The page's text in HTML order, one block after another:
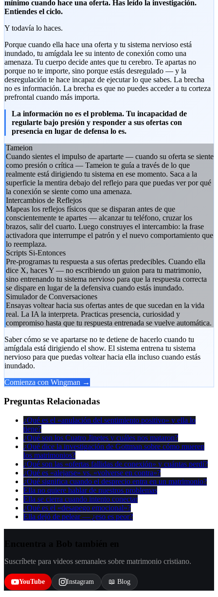
mínimo cuando hace una oferta. Has leído la investigación.
Entiendes el ciclo.
Y todavía lo haces.
Porque cuando ella hace una oferta y tu sistema nervioso está
inundado, tu amígdala lee su intento de conexión como una
amenaza. Tu cuerpo decide antes que tu cerebro. Te apartas no
porque no te importe, sino porque estás desregulado — y la
desregulación te hace incapaz de ejecutar lo que sabes. La brecha
no es información. La brecha es que no puedes acceder a tu corteza
prefrontal cuando más importa.
La información no es el problema. Tu incapacidad de
regularte bajo presión y responder a sus ofertas con
presencia en lugar de defensa lo es.
Tameion
Cuando sientes el impulso de apartarte — cuando su oferta se siente
como presión o crítica — Tameion te guía a través de lo que
realmente está dirigiendo tu sistema en ese momento. Saca a la
superficie la mentira debajo del reflejo para que puedas ver por qué
la conexión se siente como una amenaza.
Intercambios de Reflejos
Mapeas los reflejos físicos que se disparan antes de que
conscientemente te apartes — alcanzar tu teléfono, cruzar los
brazos, salir del cuarto. Luego construyes el intercambio: la frase
activadora que interrumpe el patrón y el nuevo comportamiento que
lo reemplaza.
Scripts Si-Entonces
Pre-programas tu respuesta a sus ofertas predecibles. Cuando ella
dice X, haces Y — no escribiendo un guion para tu matrimonio,
sino entrenando tu sistema nervioso para que la respuesta correcta
se dispare en lugar de la defensiva cuando estás inundado.
Simulador de Conversaciones
Ensayas voltear hacia sus ofertas antes de que sucedan en la vida
real. La IA la interpreta. Practicas presencia, curiosidad y
compromiso hasta que tu respuesta entrenada se vuelve automática.
Saber cómo se ve apartarse no te detiene de hacerlo cuando tu
amígdala está dirigiendo el show. El sistema entrena tu sistema
nervioso para que puedas voltear hacia ella incluso cuando estás
inundado.
Comienza con Wingman →
Preguntas Relacionadas
¿Qué es el «anulación del sentimiento positivo» y ella lo
tiene?
¿Qué son los Cuatro Jinetes y cuáles nos mataron?
¿Qué dice la investigación de Gottman sobre cómo mueren
los matrimonios?
¿Qué son las «ofertas fallidas de conexión» y cuántas perdí?
¿Qué es «alejarse» vs. «volverse en contra»?
¿Qué significa cuando el desprecio entra en un matrimonio?
Ella no quiere hablar de nuestros problemas
Ella se cierra cuando intento conectar
¿Qué es el «desapego emocional»?
Ella dejó de pelear — ¿eso es peor?
Suscríbete para videos semanales sobre matrimonio cristiano.
YouTube Instagram 📖 Blog